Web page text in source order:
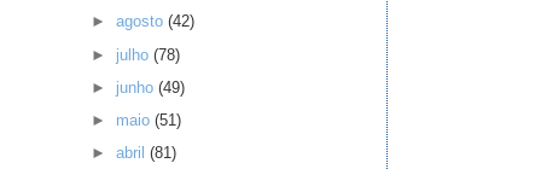
►agosto(42)
► julho(78)
► junho(49)
► maio(51)
►abril(81)